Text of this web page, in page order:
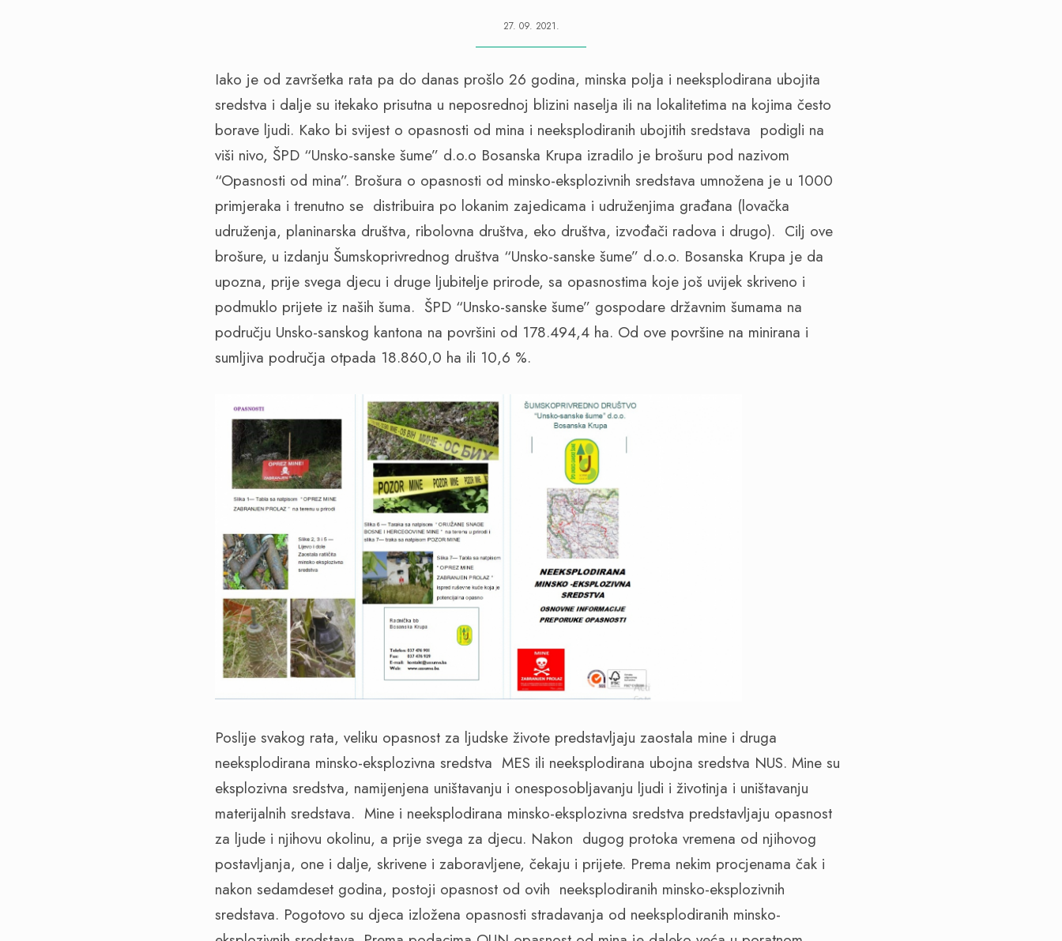
27. 09. 2021.
Iako je od završetka rata pa do danas prošlo 26 godina, minska polja i neeksplodirana ubojita
sredstva i dalje su itekako prisutna u neposrednoj blizini naselja ili na lokalitetima na kojima često
borave ljudi. Kako bi svijest o opasnosti od mina i neeksplodiranih ubojitih sredstava podigli na
viši nivo, ŠPD “Unsko-sanske šume” d.o.o Bosanska Krupa izradilo je brošuru pod nazivom
“Opasnosti od mina”. Brošura o opasnosti od minsko-eksplozivnih sredstava umnožena je u 1000
primjeraka i trenutno se distribuira po lokanim zajedicama i udruženjima građana (lovačka
udruženja, planinarska društva, ribolovna društva, eko društva, izvođači radova i drugo). Cilj ove
brošure, u izdanju Šumskoprivrednog društva “Unsko-sanske šume” d.o.o. Bosanska Krupa je da
upozna, prije svega djecu i druge ljubitelje prirode, sa opasnostima koje još uvijek skriveno i
podmuklo prijete iz naših šuma. ŠPD “Unsko-sanske šume” gospodare državnim šumama na
području Unsko-sanskog kantona na površini od 178.494,4 ha. Od ove površine na minirana i
sumljiva područja otpada 18.860,0 ha ili 10,6 %.
Poslije svakog rata, veliku opasnost za ljudske živote predstavljaju zaostala mine i druga
neeksplodirana minsko-eksplozivna sredstva MES ili neeksplodirana ubojna sredstva NUS. Mine su
eksplozivna sredstva, namijenjena uništavanju i onesposobljavanju ljudi i životinja i uništavanju
materijalnih sredstava. Mine i neeksplodirana minsko-eksplozivna sredstva predstavljaju opasnost
za ljude i njihovu okolinu, a prije svega za djecu. Nakon dugog protoka vremena od njihovog
postavljanja, one i dalje, skrivene i zaboravljene, čekaju i prijete. Prema nekim procjenama čak i
nakon sedamdeset godina, postoji opasnost od ovih neeksplodiranih minsko-eksplozivnih
sredstava. Pogotovo su djeca izložena opasnosti stradavanja od neeksplodiranih minsko-